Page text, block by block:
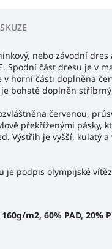
nebo závodní dres
Spodní část dresu je v
v horní části doplněna
bohatě doplněn
červenou,
překříženými pásky,
Výstřih je vyšší, kulatý a
je podpis olympijské
m2, 60% PAD, 20%